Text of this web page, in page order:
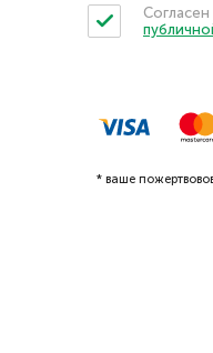
Согласен
* ваше